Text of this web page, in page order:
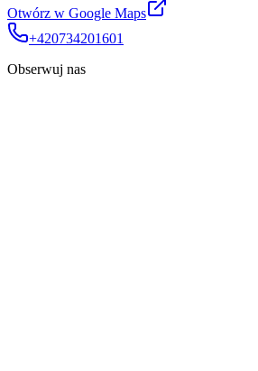
Otwórz w Google Maps
+420734201601
Obserwuj nas